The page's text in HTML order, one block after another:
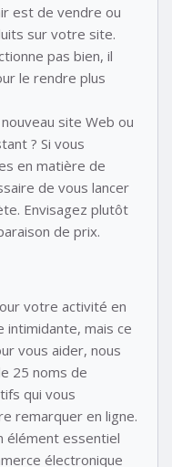
est de vendre ou
sur votre site.
pas bien, il
le rendre plus
site Web ou
? Si vous
en matière de
de vous lancer
Envisagez plutôt
de prix.
votre activité en
intimidante, mais ce
vous aider, nous
25 noms de
qui vous
remarquer en ligne.
élément essentiel
électronique